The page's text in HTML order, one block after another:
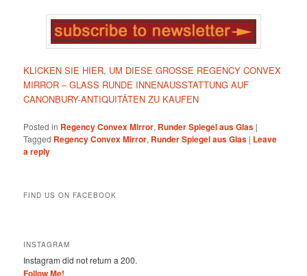
KLICKEN SIE HIER, UM DIESE GROSSE REGENCY CONVEX
MIRROR – GLASS RUNDE INNENAUSSTATTUNG AUF
CANONBURY-ANTIQUITÄTEN ZU KAUFEN
Posted in Regency Convex Mirror, Runder Spiegel aus Glas |
Tagged Regency Convex Mirror, Runder Spiegel aus Glas | Leave
a reply
FIND US ON FACEBOOK
INSTAGRAM
Instagram did not return a 200.
Follow Me!